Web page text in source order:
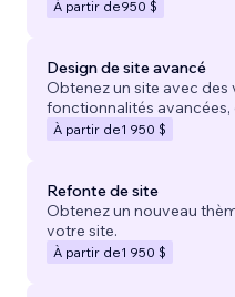
À partir de950 $
Design de site avancé
Obtenez un site avec des
fonctionnalités avancées,
À partir de1 950 $
Refonte de site
Obtenez un nouveau
votre site.
À partir de1 950 $